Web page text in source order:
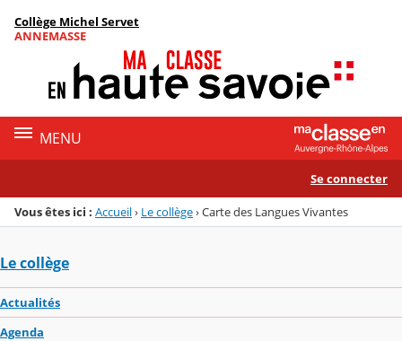
Menu de la rubrique
Contenu
Collège Michel Servet
ANNEMASSE
MENU
Se connecter
Vous êtes ici : Accueil› Le collège›Carte des Langues Vivantes
Le collège
Actualités
Agenda